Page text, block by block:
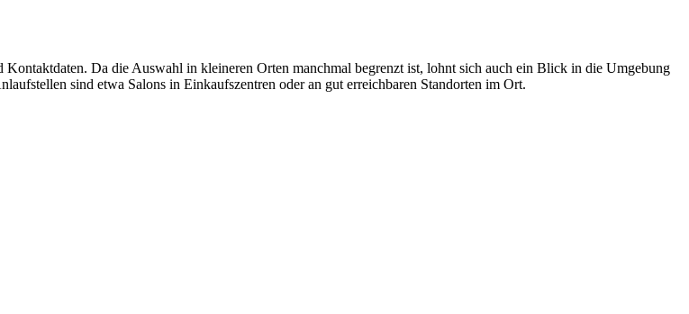
Da die Auswahl in kleineren Orten manchmal begrenzt ist, lohnt sich auch ein Blick in die Umgebung
sind etwa Salons in Einkaufszentren oder an gut erreichbaren Standorten im Ort.